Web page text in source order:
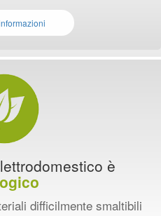
è
difficilmente smaltibili